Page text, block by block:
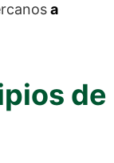
a
de